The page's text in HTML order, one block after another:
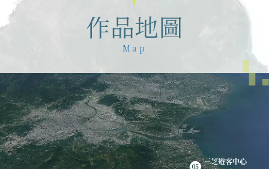
作品地圖
Map